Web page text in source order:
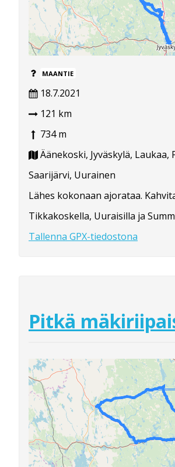
MAANTIE
18.7.2021
121 km
734 m
Äänekoski, Jyväskylä, Laukaa,
Saarijärvi, Uurainen
Lähes kokonaan ajorataa.
Tikkakoskella, Uuraisilla ja
Tallenna GPX-tiedostona
Pitkä